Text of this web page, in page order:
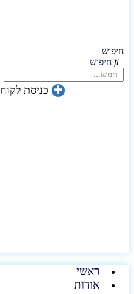
חיפוש
חיפוש
כניסת לקוחות
ראשי
אודות